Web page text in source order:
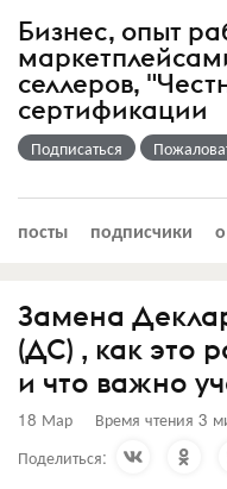
Бизнес, опыт
селлеров,
сертификации
Подписаться
посты подписчики
Замена
(ДС) , как это
и что важно
18 Мар Время чтения 3
Поделиться: